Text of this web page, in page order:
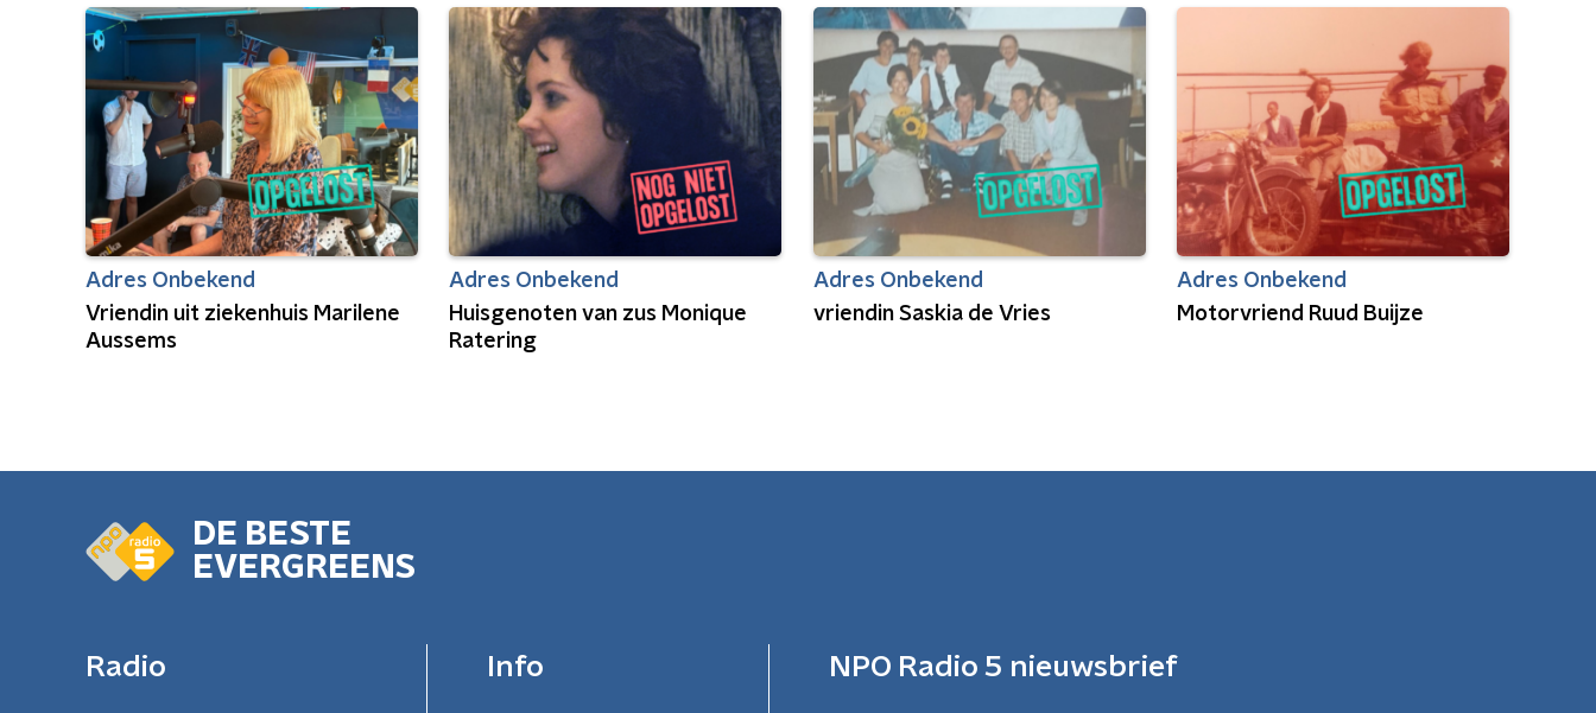
Adres Onbekend
Vriendin uit ziekenhuis Marilene
Aussems
Adres Onbekend
Huisgenoten van zus Monique
Ratering
Adres Onbekend
vriendin Saskia de Vries
Adres Onbekend
Motorvriend Ruud Buijze
DE BESTE
EVERGREENS
Radio Info NPO Radio 5 nieuwsbrief